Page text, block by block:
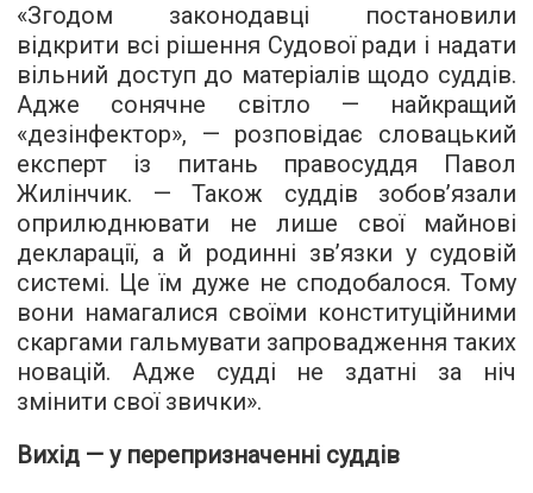
«Згодом законодавці постановили
відкрити всі рішення Судової ради і надати
вільний доступ до матеріалів щодо суддів.
Адже сонячне світло — найкращий
«дезінфектор», — розповідає словацький
експерт із питань правосуддя Павол
Жилінчик. — Також суддів зобов’язали
оприлюднювати не лише свої майнові
декларації, а й родинні зв’язки у судовій
системі. Це їм дуже не сподобалося. Тому
вони намагалися своїми конституційними
скаргами гальмувати запровадження таких
новацій. Адже судді не здатні за ніч
змінити свої звички».
Вихід — у перепризначенні суддів